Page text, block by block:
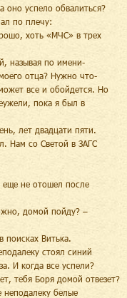
оно успело обвалиться?
по плечу:
хоть «МЧС» в трех
называя по имени-
отца? Нужно что-
все и обойдется. Но
пока я был в
лет двадцати пяти.
Нам со Светой в ЗАГС
не отошел после
домой пойду? –
поисках Витька.
стоял синий
И когда все успели?
тебя Боря домой отвезет?
белые